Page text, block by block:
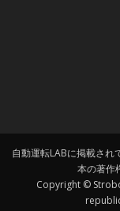
自動運転LABに掲載され
本の著作
Copyright ©